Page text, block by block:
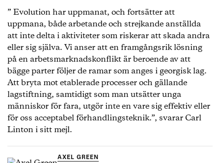
” Evolution har uppmanat, och fortsätter att
uppmana, både arbetande och strejkande anställda
att inte delta i aktiviteter som riskerar att skada andra
eller sig själva. Vi anser att en framgångsrik lösning
på en arbetsmarknadskonflikt är beroende av att
bägge parter följer de ramar som anges i georgisk lag.
Att bryta mot etablerade processer och gällande
lagstiftning, samtidigt som man utsätter unga
människor för fara, utgör inte en vare sig effektiv eller
för oss acceptabel förhandlingsteknik.”, svarar Carl
Linton i sitt mejl.
AXEL GREEN